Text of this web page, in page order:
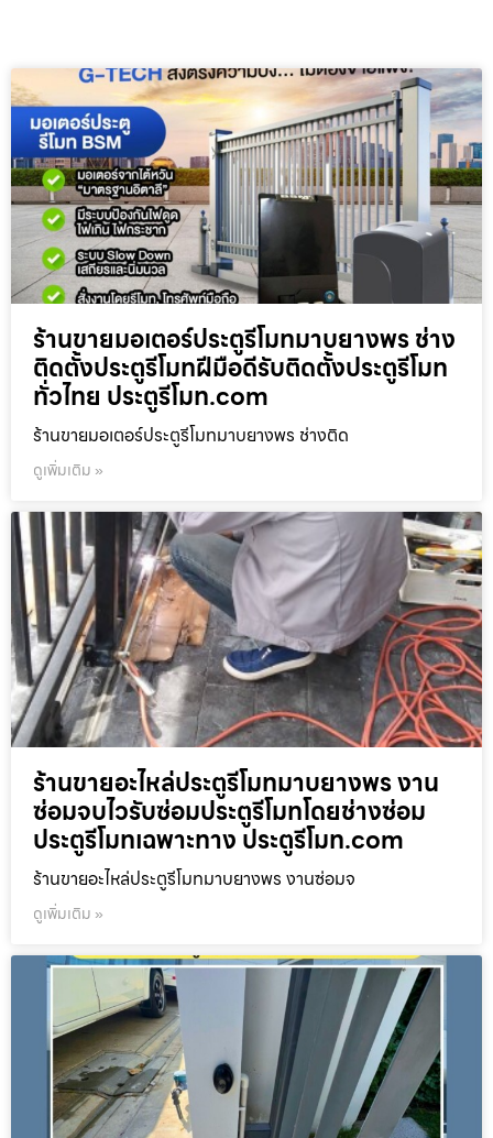
ร้านขายมอเตอร์ประตูรีโมทมาบยางพร ช่าง
ติดตั้งประตูรีโมทฝีมือดีรับติดตั้งประตูรีโมท
ทั่วไทย ประตูรีโมท.com
ร้านขายมอเตอร์ประตูรีโมทมาบยางพร ช่างติด
ดูเพิ่มเติม »
ร้านขายอะไหล่ประตูรีโมทมาบยางพร งาน
ซ่อมจบไวรับซ่อมประตูรีโมทโดยช่างซ่อม
ประตูรีโมทเฉพาะทาง ประตูรีโมท.com
ร้านขายอะไหล่ประตูรีโมทมาบยางพร งานซ่อมจ
ดูเพิ่มเติม »